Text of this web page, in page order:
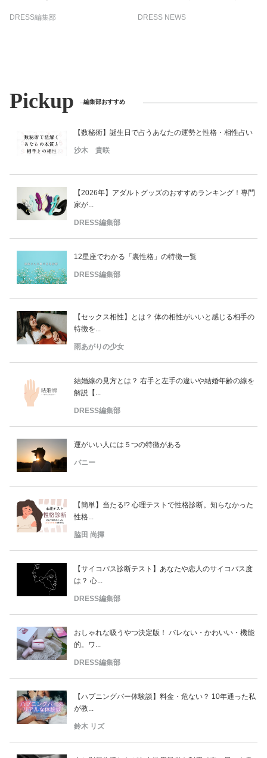
DRESS編集部 DRESS NEWS
Pickup 編集部おすすめ
【数秘術】誕生日で占うあなたの運勢と性格・相性占い
沙木 貴咲
【2026年】アダルトグッズのおすすめランキング！専門
家が...
DRESS編集部
12星座でわかる「裏性格」の特徴一覧
DRESS編集部
【セックス相性】とは？ 体の相性がいいと感じる相手の
特徴を...
雨あがりの少女
結婚線の見方とは？ 右手と左手の違いや結婚年齢の線を
解説【...
DRESS編集部
運がいい人には５つの特徴がある
バニー
【簡単】当たる!? 心理テストで性格診断。知らなかった
性格...
脇田 尚揮
【サイコパス診断テスト】あなたや恋人のサイコパス度
は？ 心...
DRESS編集部
おしゃれな吸うやつ決定版！ バレない・かわいい・機能
的。ワ...
DRESS編集部
【ハプニングバー体験談】料金・危ない？ 10年通った私
が教...
鈴木 リズ